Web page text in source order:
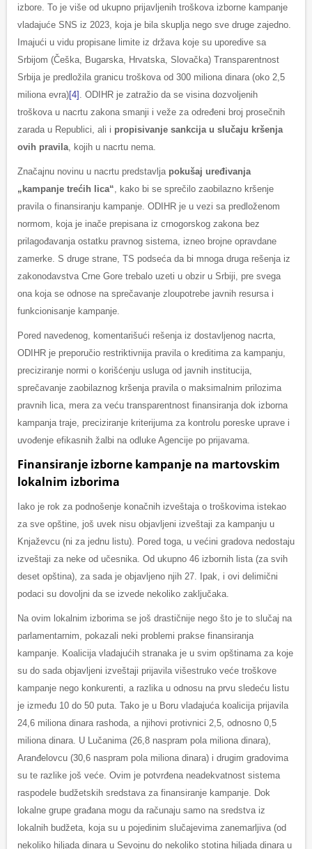
izbore. To je više od ukupno prijavljenih troškova izborne kampanje
vladajuće SNS iz 2023, koja je bila skuplja nego sve druge zajedno.
Imajući u vidu propisane limite iz država koje su uporedive sa
Srbijom (Češka, Bugarska, Hrvatska, Slovačka) Transparentnost
Srbija je predložila granicu troškova od 300 miliona dinara (oko 2,5
miliona evra)[4]
. ODIHR je zatražio da se visina dozvoljenih
troškova u nacrtu zakona smanji i veže za određeni broj prosečnih
zarada u Republici, ali i propisivanje sankcija u slučaju kršenja
ovih pravila , kojih u nacrtu nema.
Značajnu novinu u nacrtu predstavlja pokušaj uređivanja
„kampanje trećih lica“ , kako bi se sprečilo zaobilazno kršenje
pravila o finansiranju kampanje. ODIHR je u vezi sa predloženom
normom, koja je inače prepisana iz crnogorskog zakona bez
prilagođavanja ostatku pravnog sistema, izneo brojne opravdane
zamerke. S druge strane, TS podseća da bi mnoga druga rešenja iz
zakonodavstva Crne Gore trebalo uzeti u obzir u Srbiji, pre svega
ona koja se odnose na sprečavanje zloupotrebe javnih resursa i
funkcionisanje kampanje.
Pored navedenog, komentarišući rešenja iz dostavljenog nacrta,
ODIHR je preporučio restriktivnija pravila o kreditima za kampanju,
preciziranje normi o korišćenju usluga od javnih institucija,
sprečavanje zaobilaznog kršenja pravila o maksimalnim prilozima
pravnih lica, mera za veću transparentnost finansiranja dok izborna
kampanja traje, preciziranje kriterijuma za kontrolu poreske uprave i
uvođenje efikasnih žalbi na odluke Agencije po prijavama.
Finansiranje izborne kampanje na martovskim
lokalnim izborima
Iako je rok za podnošenje konačnih izveštaja o troškovima istekao
za sve opštine, još uvek nisu objavljeni izveštaji za kampanju u
Knjaževcu (ni za jednu listu). Pored toga, u većini gradova nedostaju
izveštaji za neke od učesnika. Od ukupno 46 izbornih lista (za svih
deset opština), za sada je objavljeno njih 27. Ipak, i ovi delimični
podaci su dovoljni da se izvede nekoliko zaključaka.
Na ovim lokalnim izborima se još drastičnije nego što je to slučaj na
parlamentarnim, pokazali neki problemi prakse finansiranja
kampanje. Koalicija vladajućih stranaka je u svim opštinama za koje
su do sada objavljeni izveštaji prijavila višestruko veće troškove
kampanje nego konkurenti, a razlika u odnosu na prvu sledeću listu
je između 10 do 50 puta. Tako je u Boru vladajuća koalicija prijavila
24,6 miliona dinara rashoda, a njihovi protivnici 2,5, odnosno 0,5
miliona dinara. U Lučanima (26,8 naspram pola miliona dinara),
Aranđelovcu (30,6 naspram pola miliona dinara) i drugim gradovima
su te razlike još veće. Ovim je potvrđena neadekvatnost sistema
raspodele budžetskih sredstava za finansiranje kampanje. Dok
lokalne grupe građana mogu da računaju samo na sredstva iz
lokalnih budžeta, koja su u pojedinim slučajevima zanemarljiva (od
nekoliko hiljada dinara u Sevojnu do nekoliko stotina hiljada dinara u